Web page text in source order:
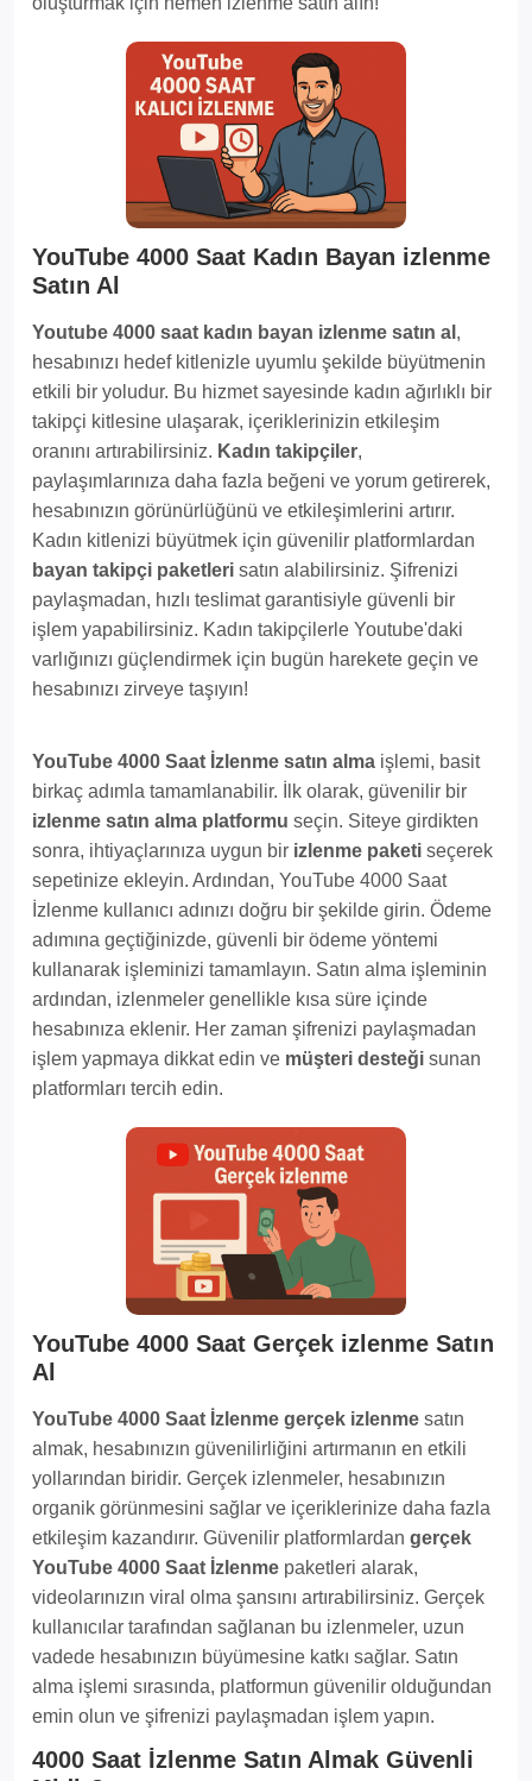
YouTube 4000 Saat Kadın Bayan izlenme
Satın Al
Youtube 4000 saat kadın bayan izlenme satın al ,
hesabınızı hedef kitlenizle uyumlu şekilde büyütmenin
etkili bir yoludur. Bu hizmet sayesinde kadın ağırlıklı bir
takipçi kitlesine ulaşarak, içeriklerinizin etkileşim
oranını artırabilirsiniz. Kadın takipçiler,
paylaşımlarınıza daha fazla beğeni ve yorum getirerek,
hesabınızın görünürlüğünü ve etkileşimlerini artırır.
Kadın kitlenizi büyütmek için güvenilir platformlardan
bayan takipçi paketleri satın alabilirsiniz. Şifrenizi
paylaşmadan, hızlı teslimat garantisiyle güvenli bir
işlem yapabilirsiniz. Kadın takipçilerle Youtube'daki
varlığınızı güçlendirmek için bugün harekete geçin ve
hesabınızı zirveye taşıyın!
YouTube 4000 Saat İzlenme satın alma işlemi, basit
birkaç adımla tamamlanabilir. İlk olarak, güvenilir bir
izlenme satın alma platformu seçin. Siteye girdikten
sonra, ihtiyaçlarınıza uygun bir izlenme paketi seçerek
sepetinize ekleyin. Ardından, YouTube 4000 Saat
İzlenme kullanıcı adınızı doğru bir şekilde girin. Ödeme
adımına geçtiğinizde, güvenli bir ödeme yöntemi
kullanarak işleminizi tamamlayın. Satın alma işleminin
ardından, izlenmeler genellikle kısa süre içinde
hesabınıza eklenir. Her zaman şifrenizi paylaşmadan
işlem yapmaya dikkat edin ve müşteri desteği sunan
platformları tercih edin.
YouTube 4000 Saat Gerçek izlenme Satın
Al
YouTube 4000 Saat İzlenme gerçek izlenme satın
almak, hesabınızın güvenilirliğini artırmanın en etkili
yollarından biridir. Gerçek izlenmeler, hesabınızın
organik görünmesini sağlar ve içeriklerinize daha fazla
etkileşim kazandırır. Güvenilir platformlardan gerçek
YouTube 4000 Saat İzlenme paketleri alarak,
videolarınızın viral olma şansını artırabilirsiniz. Gerçek
kullanıcılar tarafından sağlanan bu izlenmeler, uzun
vadede hesabınızın büyümesine katkı sağlar. Satın
alma işlemi sırasında, platformun güvenilir olduğundan
emin olun ve şifrenizi paylaşmadan işlem yapın.
4000 Saat İzlenme Satın Almak Güvenli